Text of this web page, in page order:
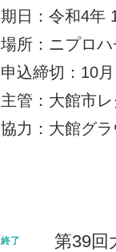
期日：令和4年
場所：ニプロ
申込締切：10
主管：大館市
協力：大館グ
終了 第39回